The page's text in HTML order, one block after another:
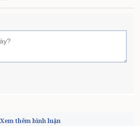
Xem thêm bình luận